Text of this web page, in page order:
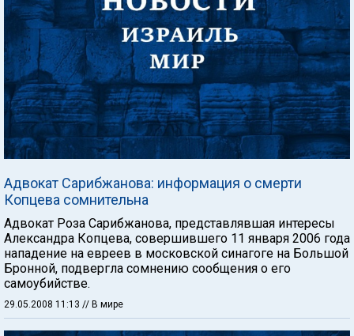
Адвокат Сарибжанова: информация о смерти
Копцева сомнительна
Адвокат Роза Сарибжанова, представлявшая интересы
Александра Копцева, совершившего 11 января 2006 года
нападение на евреев в московской синагоге на Большой
Бронной, подвергла сомнению сообщения о его
самоубийстве.
29.05.2008 11:13 // В мире